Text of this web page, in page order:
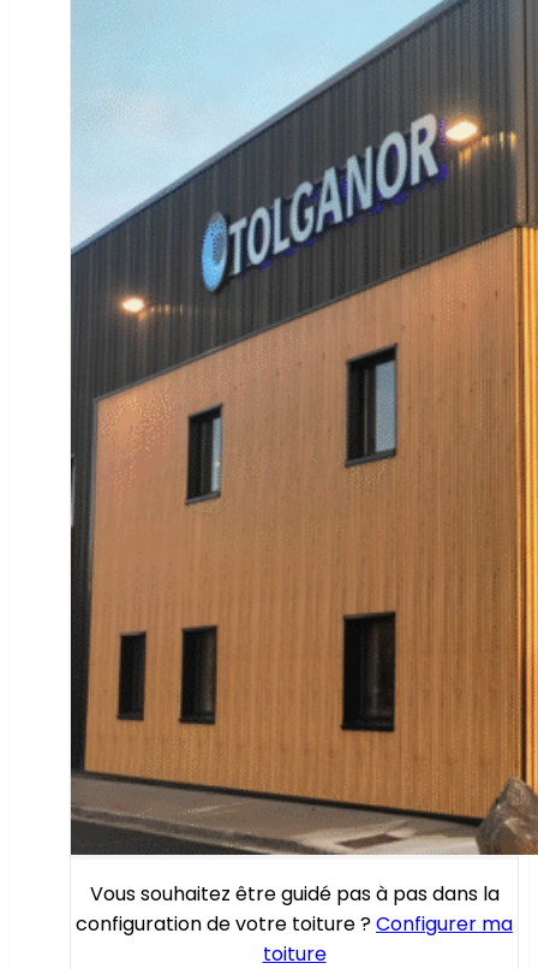
Vous souhaitez être guidé pas à pas dans la
configuration de votre toiture ?Configurer ma
toiture